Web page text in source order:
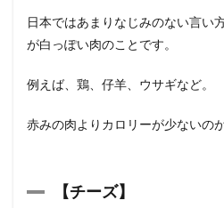
日本ではあまりなじみのない言い
が白っぽい肉のことです。
例えば、鶏、仔羊、ウサギなど。
赤みの肉よりカロリーが少ないの
【チーズ】